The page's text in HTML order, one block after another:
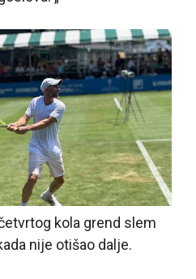
kola grend slem
nije otišao dalje.